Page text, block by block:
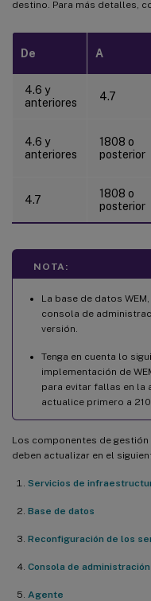
destino. Para más detalles,
De A
4.6 y
anteriores
4.7
4.6 y
anteriores
1808 o
posterior
4.7
1808 o
posterior
NOTA:
La base de datos
consola de
versión.
Tenga en cuenta lo
implementación de
para evitar fallas en la
actualice primero a
Los componentes de
deben actualizar en el
Servicios de
Base de datos
Reconfiguración de los
Consola de administración
Agente